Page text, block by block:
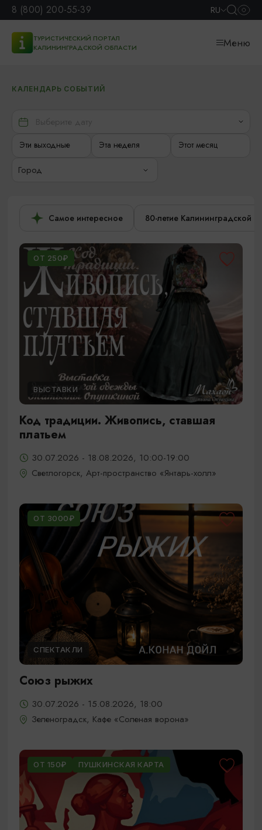
8 (800) 200-55-39 RU
ТУРИСТИЧЕСКИЙ ПОРТАЛ
КАЛИНИНГРАДСКОЙ ОБЛАСТИ
Меню
КАЛЕНДАРЬ СОБЫТИЙ
Эти выходные Эта неделя Этот месяц
Город
Самое интересное 80-летие Калининградской
ОТ 250₽
ВЫСТАВКИ
Код традиции. Живопись, ставшая
платьем
30.07.2026 - 18.08.2026, 10:00-19:00
Светлогорск, Арт-пространство «Янтарь-холл»
ОТ 3000₽
СПЕКТАКЛИ
Союз рыжих
30.07.2026 - 15.08.2026, 18:00
Зеленоградск, Кафе «Соленая ворона»
ОТ 150₽ ПУШКИНСКАЯ КАРТА